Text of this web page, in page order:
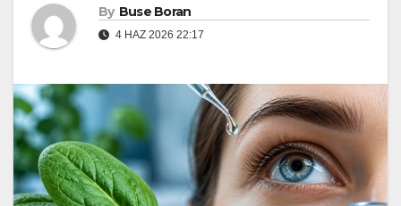
By Buse Boran
4 HAZ 2026 22:17